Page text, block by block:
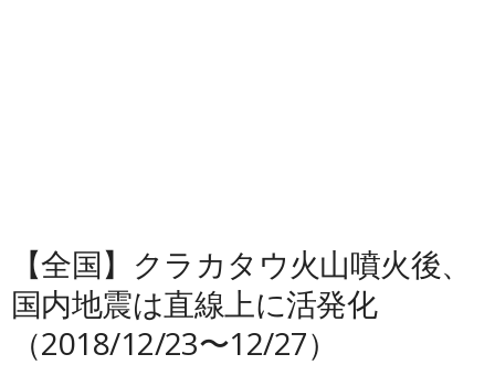
【全国】クラカタウ火山噴火後、
国内地震は直線上に活発化
（2018/12/23〜12/27）